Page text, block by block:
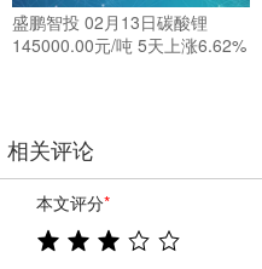
盛鹏智投 02月13日碳酸锂
145000.00元/吨 5天上涨6.62%
相关评论
本文评分*